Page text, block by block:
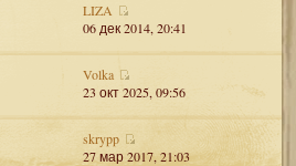
LIZA
06 дек 2014, 20:41
Volka
23 окт 2025, 09:56
skrypp
27 мар 2017, 21:03